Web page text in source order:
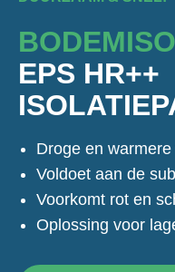
EPS HR++
Droge en
Voldoet aan de
Voorkomt rot en
Oplossing voor